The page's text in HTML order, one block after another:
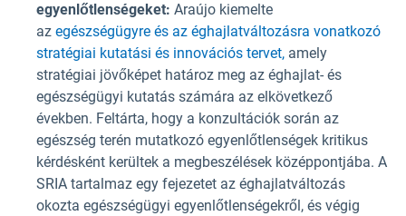
egyenlőtlenségeket: Araújo kiemelte
az egészségügyre és az éghajlatváltozásra vonatkozó
stratégiai kutatási és innovációs tervet, amely
stratégiai jövőképet határoz meg az éghajlat- és
egészségügyi kutatás számára az elkövetkező
években. Feltárta, hogy a konzultációk során az
egészség terén mutatkozó egyenlőtlenségek kritikus
kérdésként kerültek a megbeszélések középpontjába. A
SRIA tartalmaz egy fejezetet az éghajlatváltozás
okozta egészségügyi egyenlőtlenségekről, és végig